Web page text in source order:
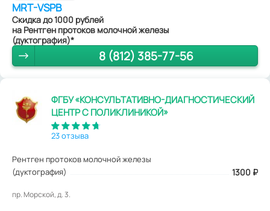
MRT-VSPB
Скидка до 1000 рублей
на Рентген протоков молочной железы
(дуктография)*
8 (812) 385-77-56
ФГБУ «КОНСУЛЬТАТИВНО-ДИАГНОСТИЧЕСКИЙ
ЦЕНТР С ПОЛИКЛИНИКОЙ»
23 отзыва
Рентген протоков молочной железы
(дуктография)
1300 ₽
пр. Морской, д. 3.